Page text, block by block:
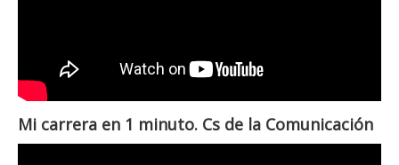
Mi carrera en 1 minuto. Cs de la Comunicación